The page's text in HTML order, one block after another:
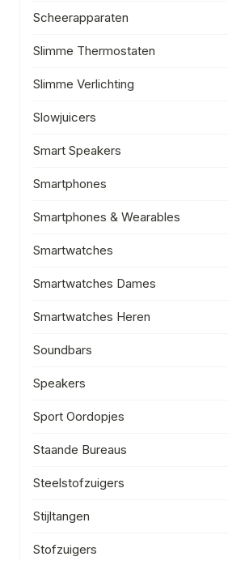
Scheerapparaten
Slimme Thermostaten
Slimme Verlichting
Slowjuicers
Smart Speakers
Smartphones
Smartphones & Wearables
Smartwatches
Smartwatches Dames
Smartwatches Heren
Soundbars
Speakers
Sport Oordopjes
Staande Bureaus
Steelstofzuigers
Stijltangen
Stofzuigers